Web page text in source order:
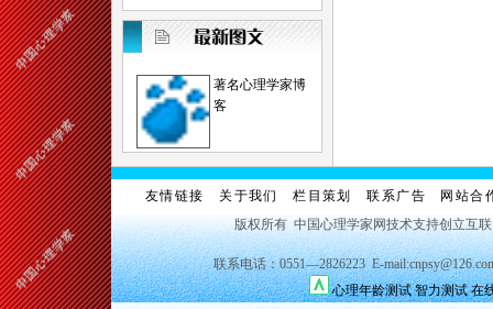
著名心理学家博
客
友情链接 关于我们 栏目策划 联系广告
网站合
版权所有 中国心理学家网技术支持创立互
联系电话：0551—2826223 E-
心理年龄测试 智力测试 在